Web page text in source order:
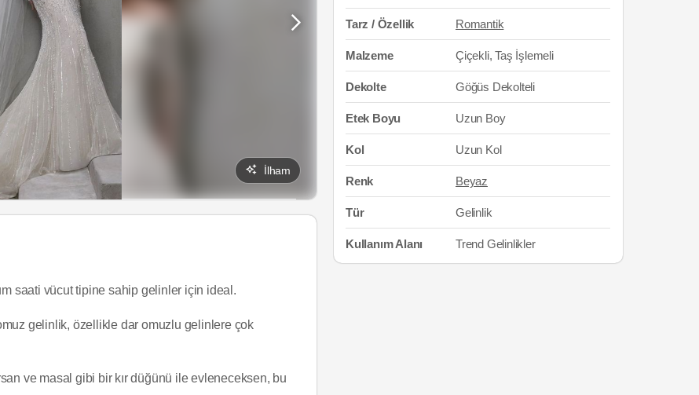
İlham
saati vücut tipine sahip gelinler için ideal.
gelinlik, özellikle dar omuzlu gelinlere çok
ve masal gibi bir kır düğünü ile evleneceksen, bu
Tarz / Özellik Romantik
Malzeme Çiçekli, Taş İşlemeli
Dekolte Göğüs Dekolteli
Etek Boyu Uzun Boy
Kol Uzun Kol
Renk Beyaz
Tür Gelinlik
Kullanım Alanı Trend Gelinlikler